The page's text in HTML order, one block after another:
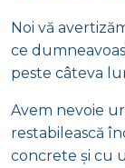
Noi vă
ce
peste câteva
Avem nevoie
restabilească
concrete și cu